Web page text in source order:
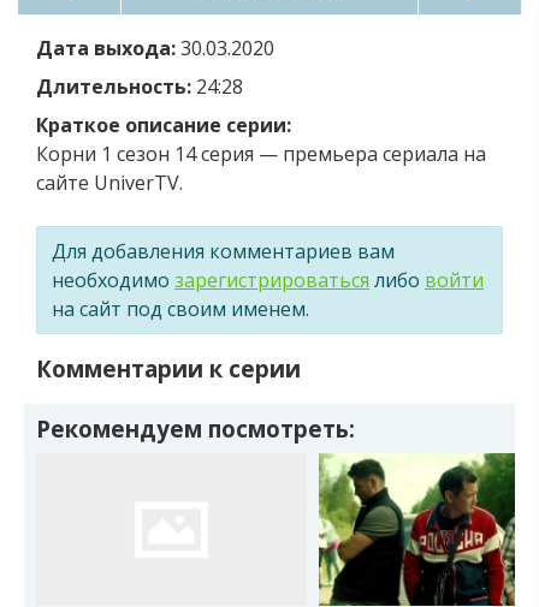
Дата выхода:30.03.2020
Длительность: 24:28
Краткое описание серии:
Корни 1 сезон 14 серия — премьера сериала на
сайте UniverTV.
Для добавления комментариев вам
необходимо зарегистрироваться либо войти
на сайт под своим именем.
Комментарии к серии
Рекомендуем посмотреть: